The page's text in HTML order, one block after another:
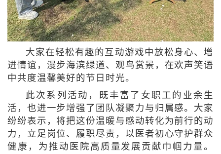
大家在轻松有趣的互动游戏中放松身心、增
进情谊，漫步海滨绿道、观鸟赏景，在欢声笑语
中共度温馨美好的节日时光。
此次系列活动，既丰富了女职工的业余生
活，也进一步增强了团队凝聚力与归属感。大家
纷纷表示，将把这份温暖与感动转化为前行的动
力，立足岗位、履职尽责，以医者初心守护群众
健康，为推动医院高质量发展贡献巾帼力量。